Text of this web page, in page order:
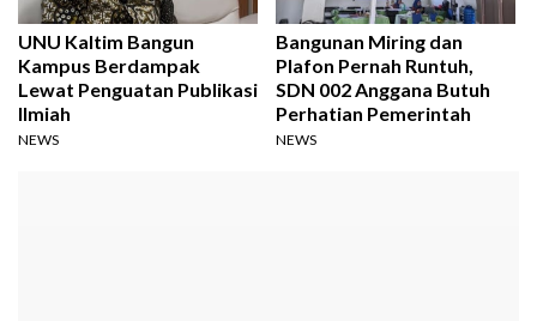
UNU Kaltim Bangun
Kampus Berdampak
Lewat Penguatan Publikasi
Ilmiah
NEWS
Bangunan Miring dan
Plafon Pernah Runtuh,
SDN 002 Anggana Butuh
Perhatian Pemerintah
NEWS